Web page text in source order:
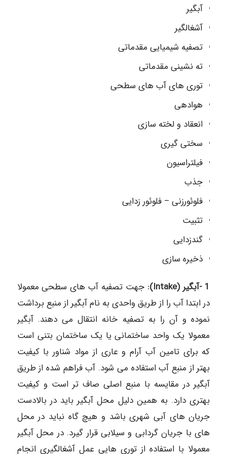
آبگیر
آشغالگیر
تصفیه شیمیایی مقدماتی
ته نشینی مقدماتی
توری های آب های سطحی
هوادهی
انعقاد و لخته سازی
سختی گیری
فیلتراسیون
جذب
فلوئورزنی – فلوئور زدایی
تثبیت
گندزدایی
ذخیره سازی
1 -آبگیر (Intake):
جهت تصفیه آب های سطحی معمولا
در ابتدا آب را از طریق واحدی به نام آبگیر از منبع برداشت
نموده و آن را به تصفیه خانه انتقال می دهند. آبگیر
معمولا یک واحد ساختمانی یا یک ساختمان بتنی است
که برای تامین آب آرام و عاری از مواد شناور با کیفیت
بهتر از منبع آب استفاده می شود. آب فراهم شده از طریق
آبگیر در مقایسه با منبع اصلی صاف تر است و کیفیت
بهتری دارد. به همین دلیل محل آبگیر باید در بالادست
جریان های آبی شهری باشد و هیچ گاه نباید در محل
های با جریان گردابی و سیلابی قرار گیرد. در محل آبگیر
معمولا با استفاده از توری هایی عمل آشغالگیری انجام